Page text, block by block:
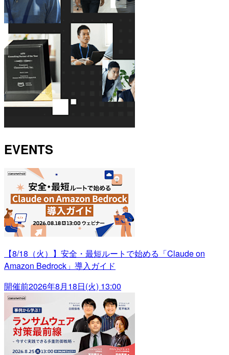
EVENTS
【8/18（火）】安全・最短ルートで始める「Claude on
Amazon Bedrock」導入ガイド
開催前2026年8月18日(火) 13:00